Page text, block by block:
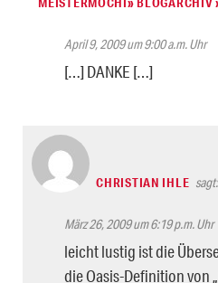
April 9, 2009 um 9:00 a.m. Uhr
[…] DANKE […]
CHRISTIAN IHLE sagt:
März 26, 2009 um 6:19 p.m. Uhr
leicht lustig ist die
die Oasis-Definition von